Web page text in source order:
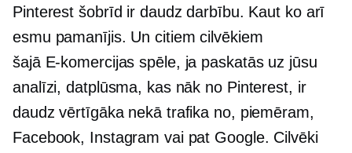
Pinterest šobrīd ir daudz darbību. Kaut ko arī
esmu pamanījis. Un citiem cilvēkiem
šajā E-komercijas spēle, ja paskatās uz jūsu
analīzi, datplūsma, kas nāk no Pinterest, ir
daudz vērtīgāka nekā trafika no, piemēram,
Facebook, Instagram vai pat Google. Cilvēki